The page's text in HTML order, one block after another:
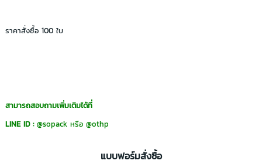
ราคาสั่งซื้อ 100 ใบ
สามารถสอบถามเพิ่มเติมได้ที่
LINE ID : @sopack หรือ@othp
แบบฟอร์มสั่งซื้อ